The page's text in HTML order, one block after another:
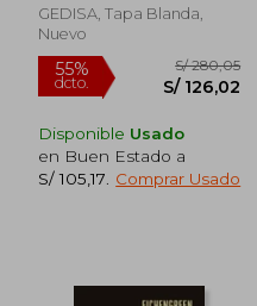
55%
dcto. S/ 82,57
Industria/ Diversity
and Conflict in the
(Serie Culturas)
(Spanish Edition)
GEDISA, Tapa Blanda,
Nuevo
Disponible Usado
en Buen Estado a
S/ 105,17
Comprar Usado